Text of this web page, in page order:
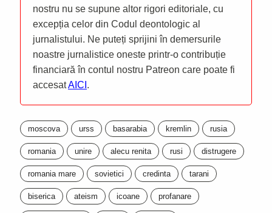
nostru nu se supune altor rigori editoriale, cu
excepția celor din Codul deontologic al
jurnalistului. Ne puteți sprijini în demersurile
noastre jurnalistice oneste printr-o contribuție
financiară în contul nostru Patreon care poate fi
accesatAICI .
moscova urss basarabia kremlin rusia
romania unire alecu renita rusi distrugere
romania mare sovietici credinta tarani
biserica ateism icoane profanare